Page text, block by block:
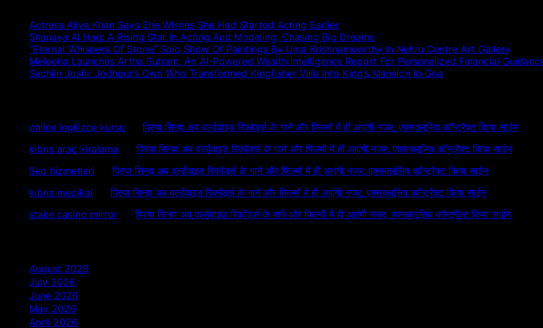
Actress Aliya Khan Says She Wishes She Had Started Acting Earlier
Shanaya Al Haq: A Rising Star In Acting And Modeling, Chasing Big Dreams
“Eternal Whispers Of Stone” Solo Show Of Paintings By Uma Krishnamoorthy In Nehru Centre Art Gallery
Melooha Launches Artha Sutram, An AI-Powered Wealth Intelligence Report For Personalized Financial
Sachiin Joshi: Jodhpur’s Own Who Transformed Kingfisher Villa Into King’s Mansion In Goa
online ingilizce kursu onप्रिया सिन्हा अब वर्ल्डवाइड रिकॉर्ड्स के गाने और फिल्मों में ही आएंगी नजर, एक्सक्लूसिव कॉन्ट्रैक्ट किया साईन
kıbrıs araç kiralama onप्रिया सिन्हा अब वर्ल्डवाइड रिकॉर्ड्स के गाने और फिल्मों में ही आएंगी नजर, एक्सक्लूसिव कॉन्ट्रैक्ट किया साईन
Seo hizmetleri onप्रिया सिन्हा अब वर्ल्डवाइड रिकॉर्ड्स के गाने और फिल्मों में ही आएंगी नजर, एक्सक्लूसिव कॉन्ट्रैक्ट किया साईन
kıbrıs medikal onप्रिया सिन्हा अब वर्ल्डवाइड रिकॉर्ड्स के गाने और फिल्मों में ही आएंगी नजर, एक्सक्लूसिव कॉन्ट्रैक्ट किया साईन
stake casino mirror onप्रिया सिन्हा अब वर्ल्डवाइड रिकॉर्ड्स के गाने और फिल्मों में ही आएंगी नजर, एक्सक्लूसिव कॉन्ट्रैक्ट किया साईन
August 2026
July 2026
June 2026
May 2026
April 2026